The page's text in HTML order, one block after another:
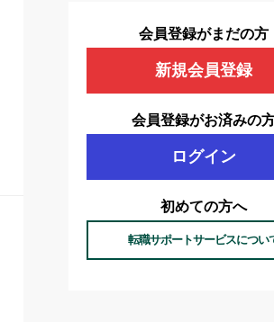
会員登録がまだの方
新規会員登録
会員登録がお済みの
ログイン
初めての方へ
転職サポートサービスについ